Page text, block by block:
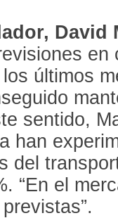
David
últimos
sentido,
han
del
“En el